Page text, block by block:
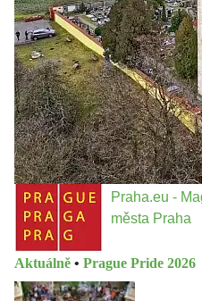
13 do procesů developerské
Třebonice a Chaby, kterou
Metropolitn...
Praha.eu -
města Praha
Aktuálně • Prague Pride 2026